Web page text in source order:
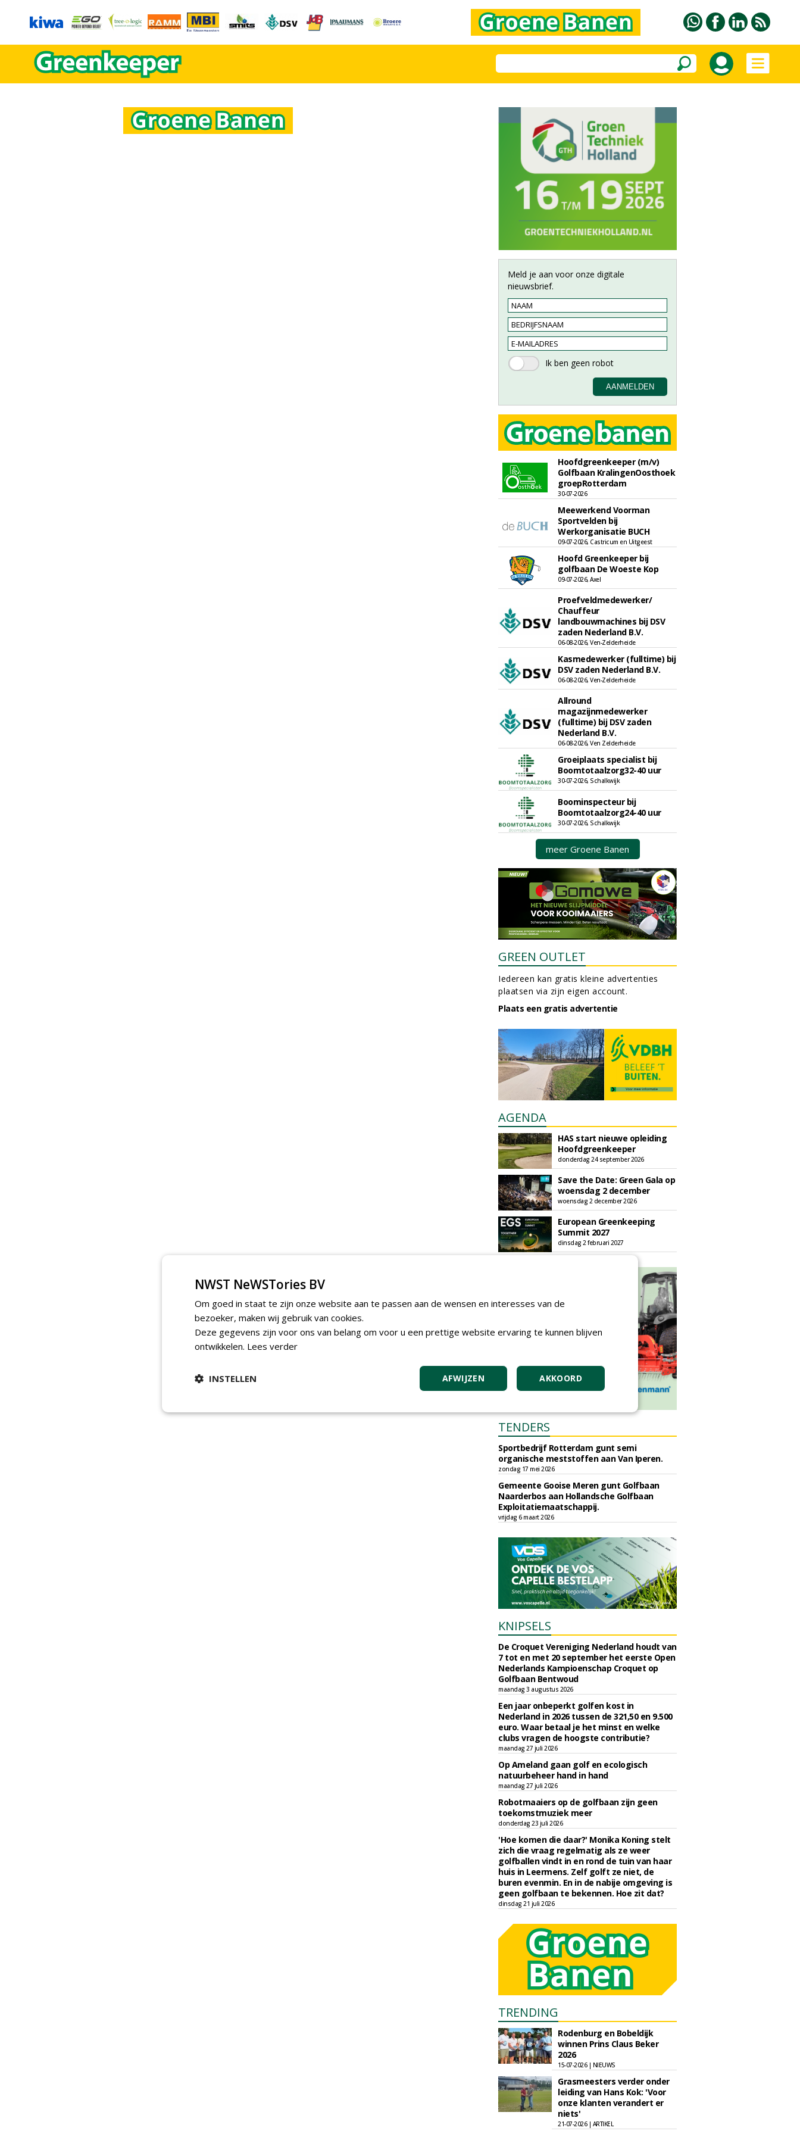
Meld je aan voor onze digitale
nieuwsbrief.
Hoofdgreenkeeper (m/v)
Golfbaan KralingenOosthoek
groepRotterdam
30-07-2026
Meewerkend Voorman
Sportvelden bij
Werkorganisatie BUCH
09-07-2026, Castricum en Uitgeest
Hoofd Greenkeeper bij
golfbaan De Woeste Kop
09-07-2026, Axel
Proefveldmedewerker/
Chauffeur
landbouwmachines bij DSV
zaden Nederland B.V.
06-08-2026, Ven-Zelderheide
Kasmedewerker (fulltime) bij
DSV zaden Nederland B.V.
06-08-2026, Ven-Zelderheide
Allround
magazijnmedewerker
(fulltime) bij DSV zaden
Nederland B.V.
06-08-2026, Ven Zelderheide
Groeiplaats specialist bij
Boomtotaalzorg32-40 uur
30-07-2026, Schalkwijk
Boominspecteur bij
Boomtotaalzorg24-40 uur
30-07-2026, Schalkwijk
meer Groene Banen
GREEN OUTLET
Iedereen kan gratis kleine advertenties
plaatsen via zijn eigen account.
Plaats een gratis advertentie
AGENDA
HAS start nieuwe opleiding
Hoofdgreenkeeper
donderdag 24 september 2026
Save the Date: Green Gala op
woensdag 2 december
woensdag 2 december 2026
European Greenkeeping
Summit 2027
dinsdag 2 februari 2027
TENDERS
Sportbedrijf Rotterdam gunt semi
organische meststoffen aan Van Iperen.
zondag 17 mei 2026
Gemeente Gooise Meren gunt Golfbaan
Naarderbos aan Hollandsche Golfbaan
Exploitatiemaatschappij.
vrijdag 6 maart 2026
KNIPSELS
De Croquet Vereniging Nederland houdt van
7 tot en met 20 september het eerste Open
Nederlands Kampioenschap Croquet op
Golfbaan Bentwoud
maandag 3 augustus 2026
Een jaar onbeperkt golfen kost in
Nederland in 2026 tussen de 321,50 en 9.500
euro. Waar betaal je het minst en welke
clubs vragen de hoogste contributie?
maandag 27 juli 2026
Op Ameland gaan golf en ecologisch
natuurbeheer hand in hand
maandag 27 juli 2026
Robotmaaiers op de golfbaan zijn geen
toekomstmuziek meer
donderdag 23 juli 2026
'Hoe komen die daar?' Monika Koning stelt
zich die vraag regelmatig als ze weer
golfballen vindt in en rond de tuin van haar
huis in Leermens. Zelf golft ze niet, de
buren evenmin. En in de nabije omgeving is
geen golfbaan te bekennen. Hoe zit dat?
dinsdag 21 juli 2026
TRENDING
Rodenburg en Bobeldijk
winnen Prins Claus Beker
2026
15-07-2026 | NIEUWS
Grasmeesters verder onder
leiding van Hans Kok: 'Voor
onze klanten verandert er
niets'
21-07-2026 | ARTIKEL
NWST NeWSTories BV
Om goed in staat te zijn onze website aan te passen aan de wensen en interesses van de
bezoeker, maken wij gebruik van cookies.
Deze gegevens zijn voor ons van belang om voor u een prettige website ervaring te kunnen blijven
ontwikkelen. Lees verder
AKKOORD
AFWIJZEN
INSTELLEN